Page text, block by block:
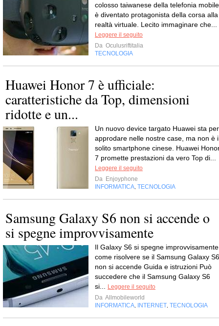
colosso taiwanese della telefonia
è diventato protagonista della corsa alla
realtà virtuale. Lecito immaginare che...
Leggere il seguito
Da Oculusriftitalia
TECNOLOGIA
Huawei Honor 7 è ufficiale:
caratteristiche da Top, dimensioni
ridotte e un...
Un nuovo device targato Huawei sta per
approdare nelle nostre case, ma non è
solito smartphone cinese. Huawei
7 promette prestazioni da vero Top di...
Leggere il seguito
Da Enjoyphone
INFORMATICA TECNOLOGIA
Samsung Galaxy S6 non si accende o
si spegne improvvisamente
Il Galaxy S6 si spegne improvvisamente
come risolvere se il Samsung Galaxy S6
non si accende Guida e istruzioni Può
succedere che il Samsung Galaxy S6
si...
Leggere il seguito
Da Allmobileworld
INFORMATICA INTERNET TECNOLOGIA